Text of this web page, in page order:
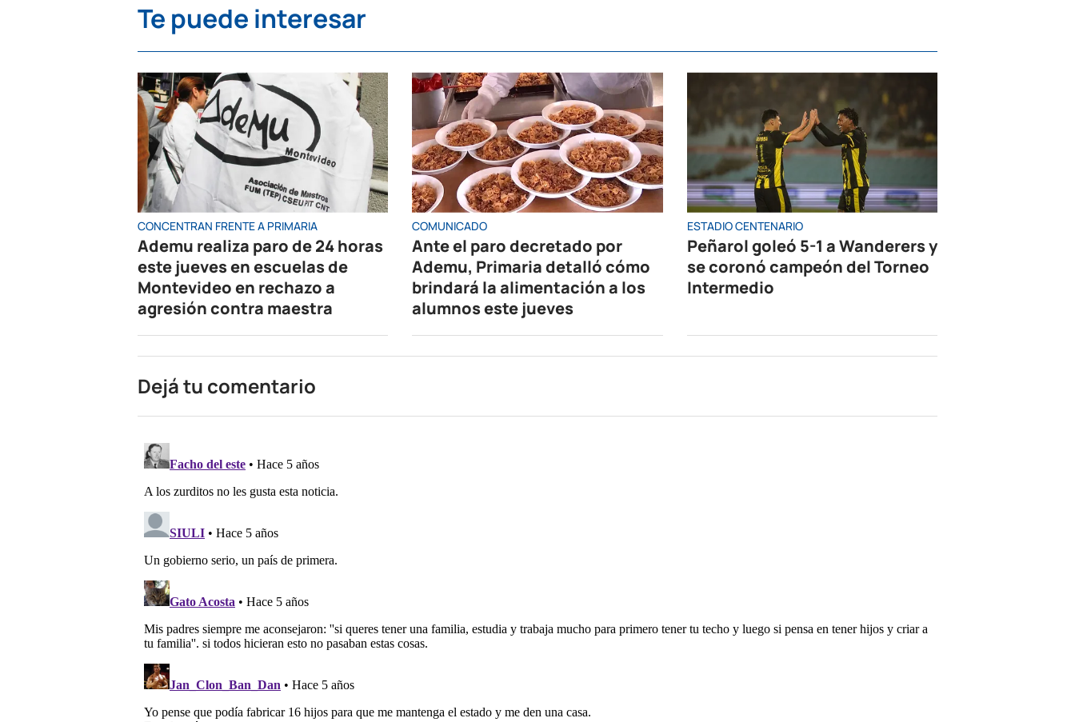
Te puede interesar
CONCENTRAN FRENTE A PRIMARIA
Ademu realiza paro de 24 horas
este jueves en escuelas de
Montevideo en rechazo a
agresión contra maestra
COMUNICADO
Ante el paro decretado por
Ademu, Primaria detalló cómo
brindará la alimentación a los
alumnos este jueves
ESTADIO CENTENARIO
Peñarol goleó 5-1 a Wanderers y
se coronó campeón del Torneo
Intermedio
Dejá tu comentario